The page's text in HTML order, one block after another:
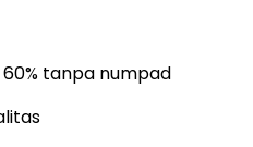
tanpa numpad